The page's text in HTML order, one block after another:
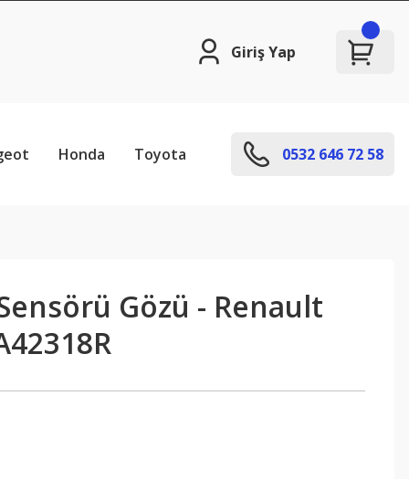
Giriş Yap
Honda Toyota 0532 646 72 58
Gözü - Renault